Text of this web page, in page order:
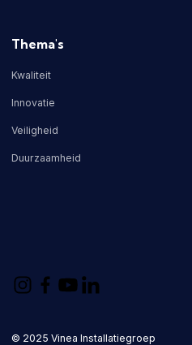
Thema's
Kwaliteit
Innovatie
Veiligheid
Duurzaamheid
© 2025 Vinea Installatiegroep